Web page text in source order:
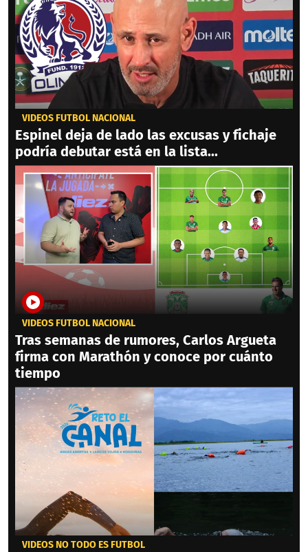
VIDEOS FÚTBOL NACIONAL
Espinel deja de lado las excusas y fichaje
podría debutar está en la lista...
VIDEOS FÚTBOL NACIONAL
Tras semanas de rumores, Carlos Argueta
firma con Marathón y conoce por cuánto
tiempo
VIDEOS NO TODO ES FÚTBOL